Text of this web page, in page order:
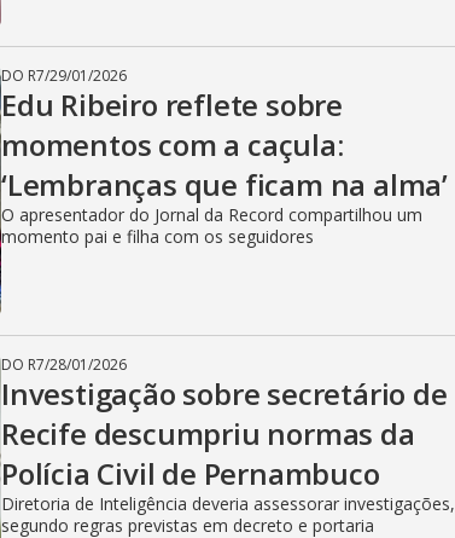
DO R7/29/01/2026
Edu Ribeiro reflete sobre
momentos com a caçula:
‘Lembranças que ficam na alma’
O apresentador do Jornal da Record compartilhou um
momento pai e filha com os seguidores
DO R7/28/01/2026
Investigação sobre secretário de
Recife descumpriu normas da
Polícia Civil de Pernambuco
Diretoria de Inteligência deveria assessorar investigações,
segundo regras previstas em decreto e portaria